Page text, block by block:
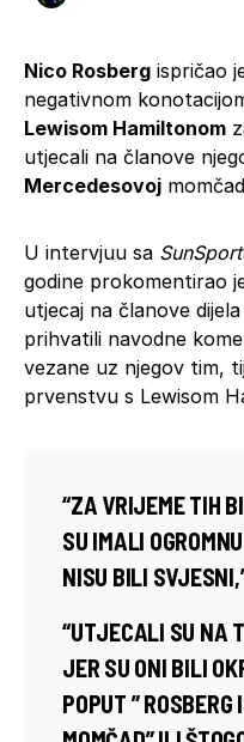
Nico Rosberg ispričao
negativnom
Lewisom Hamiltonom
utjecali na članove
Mercedesovoj
U intervjuu sa
godine prokomentirao
utjecaj na članove
prihvatili navodne
vezane uz njegov tim,
prvenstvu s Lewisom
“ZA VRIJEME TIH
SU IMALI
NISU BILI
“UTJECALI SU NA
JER SU ONI BILI
POPUT ”